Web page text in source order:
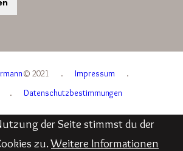
© 2021 . Impressum
.
. Datenschutzbestimmungen
der Seite stimmst du der
zu.Weitere Informationen